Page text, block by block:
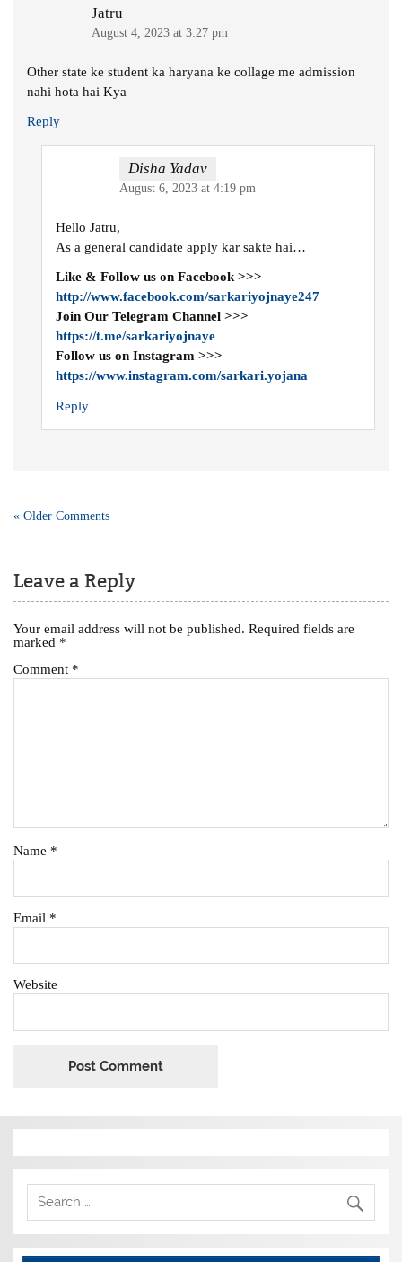
Jatru
August 4, 2023 at 3:27 pm
Other state ke student ka haryana ke collage me admission
nahi hota hai Kya
Reply
Disha Yadav
August 6, 2023 at 4:19 pm
Hello Jatru,
As a general candidate apply kar sakte hai…
Like & Follow us on Facebook >>>
http://www.facebook.com/sarkariyojnaye247
Join Our Telegram Channel >>>
https://t.me/sarkariyojnaye
Follow us on Instagram >>>
https://www.instagram.com/sarkari.yojana
Reply
« Older Comments
Leave a Reply
Your email address will not be published. Required fields are
marked *
Comment *
Name *
Email *
Website